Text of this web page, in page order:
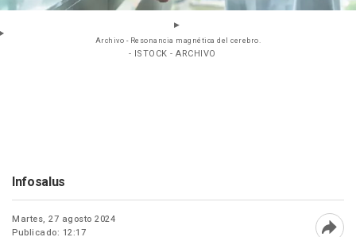
Archivo - Resonancia magnética del cerebro.
- ISTOCK - ARCHIVO
Infosalus
Martes, 27 agosto 2024
Publicado: 12:17